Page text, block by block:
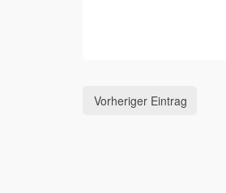
Vorheriger Eintrag